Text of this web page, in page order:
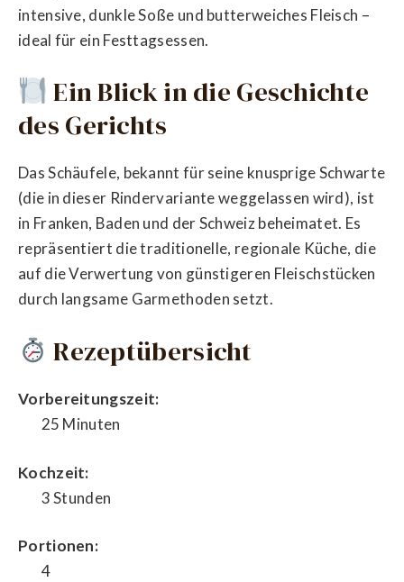
intensive, dunkle Soße und butterweiches Fleisch –
ideal für ein Festtagsessen.
Ein Blick in die Geschichte
des Gerichts
Das Schäufele, bekannt für seine knusprige Schwarte
(die in dieser Rindervariante weggelassen wird), ist
in Franken, Baden und der Schweiz beheimatet. Es
repräsentiert die traditionelle, regionale Küche, die
auf die Verwertung von günstigeren Fleischstücken
durch langsame Garmethoden setzt.
Rezeptübersicht
Vorbereitungszeit:
25 Minuten
Kochzeit:
3 Stunden
Portionen:
4